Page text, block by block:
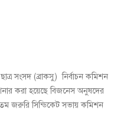
সংসদ (ব্রাকসু) নির্বাচন কমিশন
করা হয়েছে বিজনেস অনুষদের
জরুরি সিন্ডিকেট সভায় কমিশন